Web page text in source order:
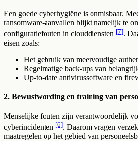
Een goede cyberhygiëne is onmisbaar.
ransomware-aanvallen blijkt namelijk te
configuratiefouten in clouddiensten [7].
eisen zoals:
Het gebruik van meervoudige
Regelmatige back-ups van
Up-to-date antivirussoftware en
2. Bewustwording en training van
Menselijke fouten zijn verantwoordelijk
cyberincidenten [6]. Daarom vragen
maatregelen op het gebied van